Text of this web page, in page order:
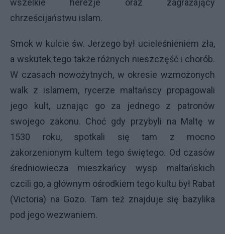
wszelkie herezje oraz zagrażający
chrześcijaństwu islam.
Smok w kulcie św. Jerzego był ucieleśnieniem zła,
a wskutek tego także różnych nieszczęść i chorób.
W czasach nowożytnych, w okresie wzmożonych
walk z islamem, rycerze maltańscy propagowali
jego kult, uznając go za jednego z patronów
swojego zakonu. Choć gdy przybyli na Maltę w
1530 roku, spotkali się tam z mocno
zakorzenionym kultem tego świętego. Od czasów
średniowiecza mieszkańcy wysp maltańskich
czcili go, a głównym ośrodkiem tego kultu był Rabat
(Victoria) na Gozo. Tam też znajduje się bazylika
pod jego wezwaniem.